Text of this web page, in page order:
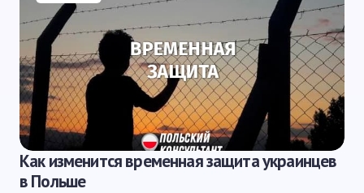
Как изменится временная защита украинцев
в Польше